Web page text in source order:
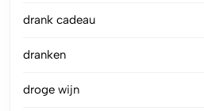
drank cadeau
dranken
droge wijn